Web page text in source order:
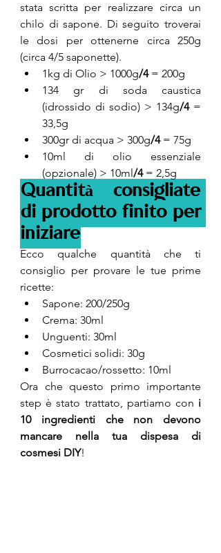
stata scritta per realizzare circa un
chilo di sapone. Di seguito troverai
le dosi per ottenerne circa 250g
(circa 4/5 saponette).
1kg di Olio > 1000g/4 = 200g
134 gr di soda caustica
(idrossido di sodio) > 134g/4 =
33,5g
300gr di acqua > 300g/4 = 75g
10ml di olio essenziale
(opzionale) > 10ml /4 = 2,5g
Quantità consigliate
di prodotto finito per
iniziare
Ecco qualche quantità che ti
consiglio per provare le tue prime
ricette:
Sapone: 200/250g
Crema: 30ml
Unguenti: 30ml
Cosmetici solidi: 30g
Burrocacao/rossetto: 10ml
Ora che questo primo importante
step è stato trattato, partiamo con i
10 ingredienti che non devono
mancare nella tua dispesa di
cosmesi DIY!